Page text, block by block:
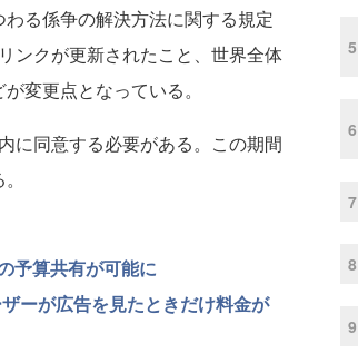
る係争の解決方法に関する規定
ンクが更新されたこと、世界全体
変更点となっている。
に同意する必要がある。この期間
予算共有が可能に
ーが広告を見たときだけ料金が
5
6
7
8
9